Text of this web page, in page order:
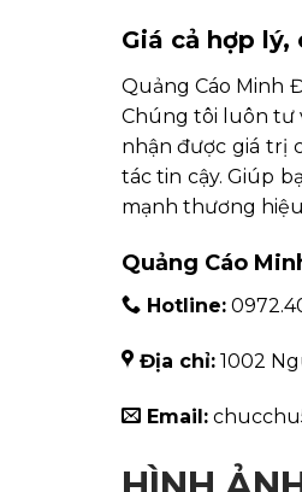
Giá cả hợp lý,
Quảng Cáo Minh
Chúng tôi luôn tư
nhận được giá trị
tác tin cậy. Giúp
mạnh thương
Quảng Cáo
Hotline:
Địa chỉ:1002
Email: